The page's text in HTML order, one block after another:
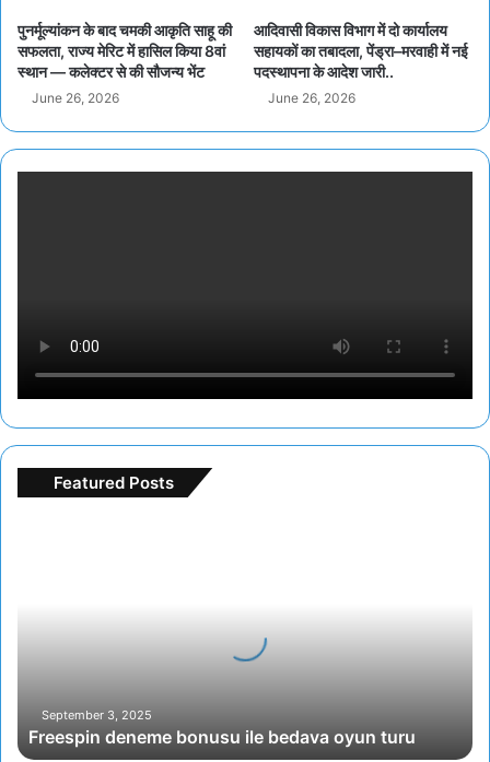
पुनर्मूल्यांकन के बाद चमकी आकृति साहू की
सफलता, राज्य मेरिट में हासिल किया 8वां
स्थान — कलेक्टर से की सौजन्य भेंट
June 26, 2026
आदिवासी विकास विभाग में दो कार्यालय
सहायकों का तबादला, पेंड्रा–मरवाही में नई
पदस्थापना के आदेश जारी..
June 26, 2026
Featured Posts
September 3, 2025
Freespin deneme bonusu ile bedava oyun turu